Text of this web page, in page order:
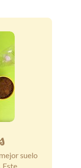
suelo
Este